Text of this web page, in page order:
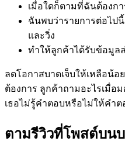
เมื่อใดก็ตามที่ฉันต้องก
ฉันพบว่ารายการต่อไป
และวิ่ง
ทำให้ลูกค้าได้รับข้อมูลล่
ลดโอกาสบาดเจ็บให้เหลือน้
ต้องการ ลูกค้าถามอะไรเมื่อ
เธอไม่รู้คำตอบหรือไม่ให้คำ
ตามรีวิวที่โพสต์บน